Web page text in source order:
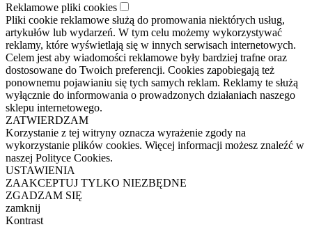
Reklamowe pliki cookies
Pliki cookie reklamowe służą do promowania niektórych usług,
artykułów lub wydarzeń. W tym celu możemy wykorzystywać
reklamy, które wyświetlają się w innych serwisach internetowych.
Celem jest aby wiadomości reklamowe były bardziej trafne oraz
dostosowane do Twoich preferencji. Cookies zapobiegają też
ponownemu pojawianiu się tych samych reklam. Reklamy te służą
wyłącznie do informowania o prowadzonych działaniach naszego
sklepu internetowego.
ZATWIERDZAM
Korzystanie z tej witryny oznacza wyrażenie zgody na
wykorzystanie plików cookies. Więcej informacji możesz znaleźć w
naszej Polityce Cookies.
USTAWIENIA
ZAAKCEPTUJ TYLKO NIEZBĘDNE
ZGADZAM SIĘ
zamknij
Kontrast